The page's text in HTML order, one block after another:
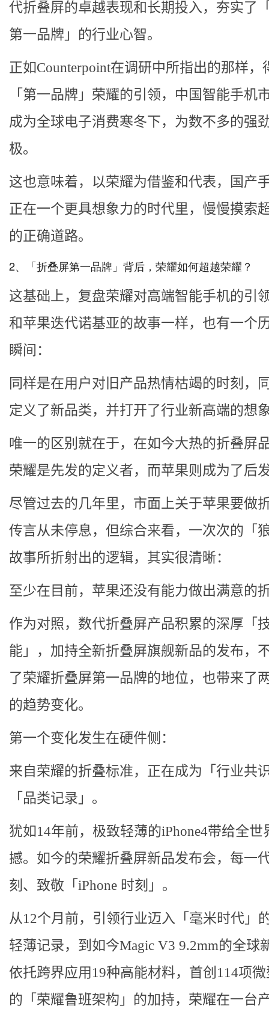
代折叠屏的卓越表现和长期投入，夯实了
第一品牌」的行业心智。
正如Counterpoint在调研中所指出的那样，
「第一品牌」荣耀的引领，中国智能手机
成为全球电子消费寒冬下，为数不多的强
极。
这也意味着，以荣耀为借鉴和代表，国产
正在一个更具想象力的时代里，慢慢摸索
的正确道路。
2、「折叠屏第一品牌」背后，荣耀如何超越荣耀？
这基础上，复盘荣耀对高端智能手机的引
和苹果迭代诺基亚的故事一样，也有一个
瞬间：
同样是在用户对旧产品热情枯竭的时刻，
定义了新品类，并打开了行业新高端的想
唯一的区别就在于，在如今大热的折叠屏
荣耀是先发的定义者，而苹果则成为了后
尽管过去的几年里，市面上关于苹果要做
传言从未停息，但综合来看，一次次的「
故事所折射出的逻辑，其实很清晰：
至少在目前，苹果还没有能力做出满意的
作为对照，数代折叠屏产品积累的深厚「
能」，加持全新折叠屏旗舰新品的发布，
了荣耀折叠屏第一品牌的地位，也带来了
的趋势变化。
第一个变化发生在硬件侧：
来自荣耀的折叠标准，正在成为「行业共
「品类记录」。
犹如14年前，极致轻薄的iPhone4带给全世
撼。如今的荣耀折叠屏新品发布会，每一
刻、致敬「iPhone 时刻」。
从12个月前，引领行业迈入「毫米时代」
轻薄记录，到如今Magic V3 9.2mm的全球
依托跨界应用19种高能材料，首创114项
的「荣耀鲁班架构」的加持，荣耀在一台